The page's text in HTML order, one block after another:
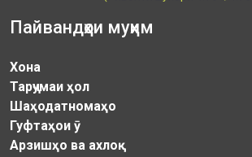
Пайвандҳои муҳим
Хона
Тарҷумаи ҳол
Шаҳодатномаҳо
Гуфтаҳои ӯ
Арзишҳо ва ахлоқ